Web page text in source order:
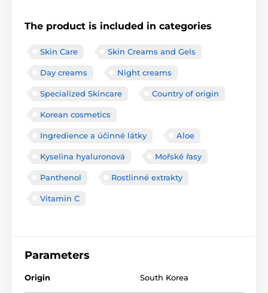
The product is included in categories
Skin Care Skin Creams and Gels
Day creams Night creams
Specialized Skincare Country of origin
Korean cosmetics
Ingredience a účinné látky Aloe
Kyselina hyaluronová Mořské řasy
Panthenol Rostlinné extrakty
Vitamin C
Parameters
Origin South Korea